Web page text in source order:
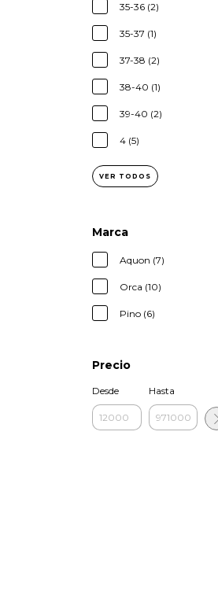
35-36 (2)
35-37 (1)
37-38 (2)
38-40 (1)
39-40 (2)
4 (5)
VER TODOS
Marca
Aquon (7)
Orca (10)
Pino (6)
Precio
Desde Hasta